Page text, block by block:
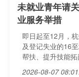
未就业青年请
业服务举措
即日起至12月，
及登记失业的16
帮扶、提升技能拓
2026-08-07